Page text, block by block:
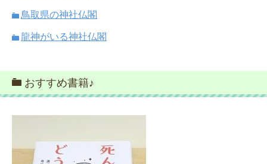
鳥取県の神社仏閣
龍神がいる神社仏閣
おすすめ書籍♪